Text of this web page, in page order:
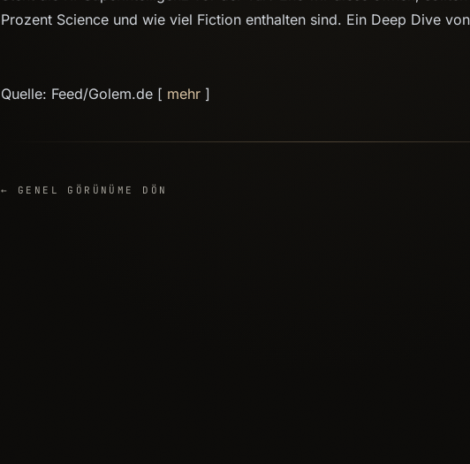
Prozent Science und wie viel Fiction enthalten sind. Ein Deep Dive von
Quelle: Feed/Golem.de [ mehr ]
← GENEL GÖRÜNÜME DÖN